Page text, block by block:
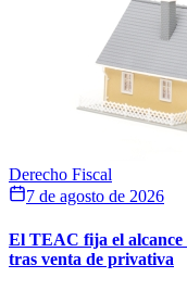
Derecho Fiscal
7 de agosto de 2026
El TEAC fija el alcance
tras venta de privativa